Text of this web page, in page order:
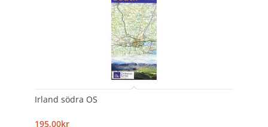
Irland södra OS
195,00kr